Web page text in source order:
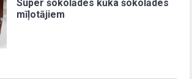
Super šokolādes kūka šokolādes
mīļotājiem